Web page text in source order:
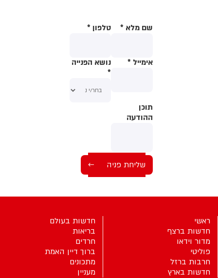
שם מלא * טלפון *
אימייל *
נושא הפנייה
*
תוכן
ההודעה
ראשי
חדשות ברצף
מדור וידאו
פוליטי
חרבות ברזל
חדשות בארץ
חדשות בעולם
בריאות
חרדים
ברוך דיין האמת
מתכונים
מעניין